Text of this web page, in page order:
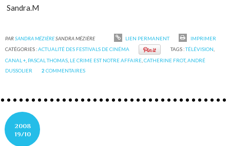
Sandra.M
PARSANDRA MÉZIÈRESANDRA MÉZIÈRE LIEN PERMANENT
IMPRIMER
CATÉGORIES :ACTUALITÉ DES FESTIVALS DE CINÉMA TAGS :TÉLÉVISION
CANAL + PASCAL THOMAS LE CRIME EST NOTRE AFFAIRE ,CATHERINE FROT,ANDRÉ
DUSSOLIER
2 COMMENTAIRES
2008
19/10